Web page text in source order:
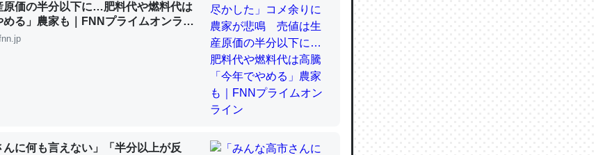
ウム少ないのか。知らんかった。調べたらコオロギのカルシウム分はエビ
発表】昆虫学の大問題＝「昆虫はなぜ海にいないのか」に関する新仮説
価の半分以下に…肥料代や燃料代は
る」農家も｜FNNプライムオンライ
んに何も言えない」「半分以上が反